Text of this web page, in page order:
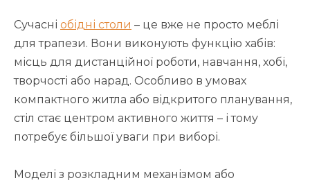
Сучасні обідні столи – це вже не просто меблі
для трапези. Вони виконують функцію хабів:
місць для дистанційної роботи, навчання, хобі,
творчості або нарад. Особливо в умовах
компактного житла або відкритого планування,
стіл стає центром активного життя – і тому
потребує більшої уваги при виборі.
Моделі з розкладним механізмом або